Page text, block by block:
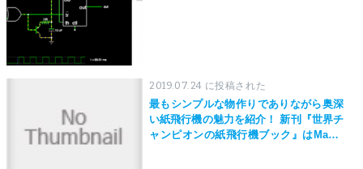
2019.07.24 に投稿された
最もシンプルな物作りでありながら奥深
い紙飛行機の魅力を紹介！ 新刊『世界チ
ャンピオンの紙飛行機ブック』はMaker